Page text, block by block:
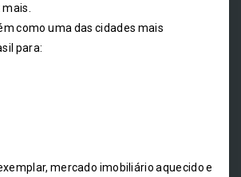
como uma das cidades mais
para:
mercado imobiliário aquecido e